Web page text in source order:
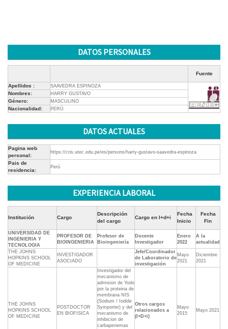
DATOS PERSONALES
Fuente
Apellidos : SAAVEDRA ESPINOZA
Nombres: HARRY GUSTAVO
Género: MASCULINO
Nacionalidad: PERÚ
DATOS ACTUALES
Pagina web
personal:
https://cris.utec.edu.pe/es/persons/harry-gustavo-saavedra-espinoza
Pais de
residencia:
Perú
EXPERIENCIA LABORAL
Institución Cargo
Descripción
del cargo
Cargo en I+d+i
Fecha
Inicio
Fecha
Fin
UNIVERSIDAD DE
INGENIERIA Y
TECNOLOGIA
PROFESOR DE
BIOINGENIERIA
Profesor de
Bioingeniería
Docente
Investigador
Enero
2022
A la
actualidad
THE JOHNS
HOPKINS SCHOOL
OF MEDICINE
INVESTIGADOR
ASOCIADO
Jefe/Coordinador
de Laboratorio de
investigación
Mayo
2021
Diciembre
2021
THE JOHNS
HOPKINS SCHOOL
OF MEDICINE
POSTDOCTOR
EN BIOFISICA
Investigador del
mecanismo de
admision de Yodo
por la proteina de
membrana NIS
(Sodium / Iodide
Symporter) y del
mecanismo de
inhibicion de
carbapenemas
Otros cargos
relacionados a
(I+D+i)
Mayo
2015
Mayo 2021